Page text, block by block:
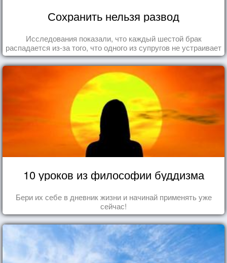
Сохранить нельзя развод
Исследования показали, что каждый шестой брак
распадается из-за того, что одного из супругов не устраивает
та роль, которая выпала ему в семье.
10 уроков из философии буддизма
Бери их себе в дневник жизни и начинай применять уже
сейчас!